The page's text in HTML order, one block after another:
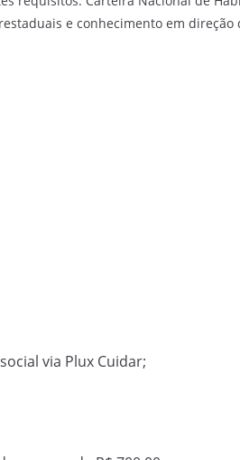
e conhecimento em direção
via Plux Cuidar;